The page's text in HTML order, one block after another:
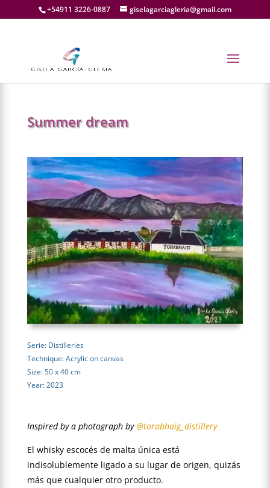
+54911 3226-0887 giselagarciagleria@gmail.com
← PREV.
Summer dream
Serie: Distilleries
Technique: Acrylic on canvas
Size: 50 x 40 cm
Year: 2023
Inspired by a photograph by@torabhaig_distillery
El whisky escocés de malta única está
indisolublemente ligado a su lugar de origen, quizás
más que cualquier otro producto.